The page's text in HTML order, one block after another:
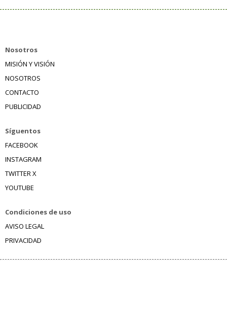
Nosotros
MISIÓN Y VISIÓN
NOSOTROS
CONTACTO
PUBLICIDAD
Síguentos
FACEBOOK
INSTAGRAM
TWITTER X
YOUTUBE
Condiciones de uso
AVISO LEGAL
PRIVACIDAD